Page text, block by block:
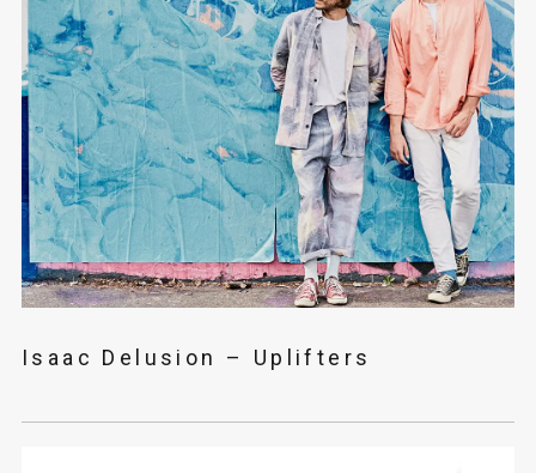
Isaac Delusion – Uplifters